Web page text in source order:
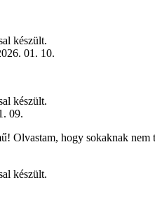
készült.
01. 10.
készült.
09.
Olvastam, hogy sokaknak
készült.